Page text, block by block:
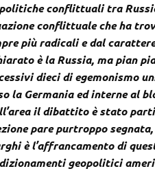
conflittuali tra
conflittuale che ha
più radicali e dal
è la Russia, ma pian
dieci di egemonismo
la Germania ed interne al
il dibattito è stato
pare purtroppo
è l’affrancamento di
geopolitici